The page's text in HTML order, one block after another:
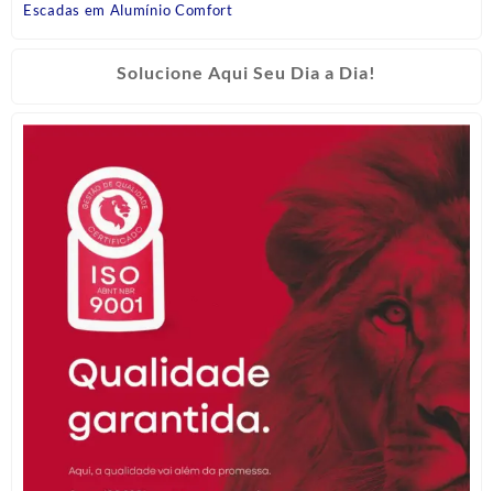
Escadas em Alumínio Comfort
Solucione Aqui Seu Dia a Dia!